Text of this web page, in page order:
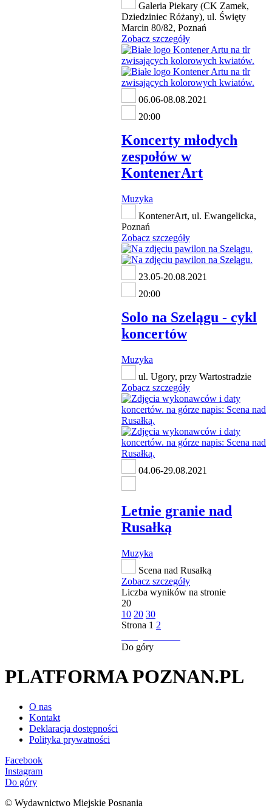
Galeria Piekary (CK Zamek,
Dziedziniec Różany), ul. Święty
Marcin 80/82, Poznań
Zobacz szczegóły
06.06-08.08.2021
20:00
Koncerty młodych
zespołów w
KontenerArt
Muzyka
KontenerArt, ul. Ewangelicka,
Poznań
Zobacz szczegóły
23.05-20.08.2021
20:00
Solo na Szelągu - cykl
koncertów
Muzyka
ul. Ugory, przy Wartostradzie
Zobacz szczegóły
04.06-29.08.2021
Letnie granie nad
Rusałką
Muzyka
Scena nad Rusałką
Zobacz szczegóły
Liczba wyników na stronie
20
10 20 30
Strona 1 2
Do góry
PLATFORMA POZNAN.PL
O nas
Kontakt
Deklaracja dostępności
Polityka prywatności
Facebook
Instagram
Do góry
© Wydawnictwo Miejskie Posnania